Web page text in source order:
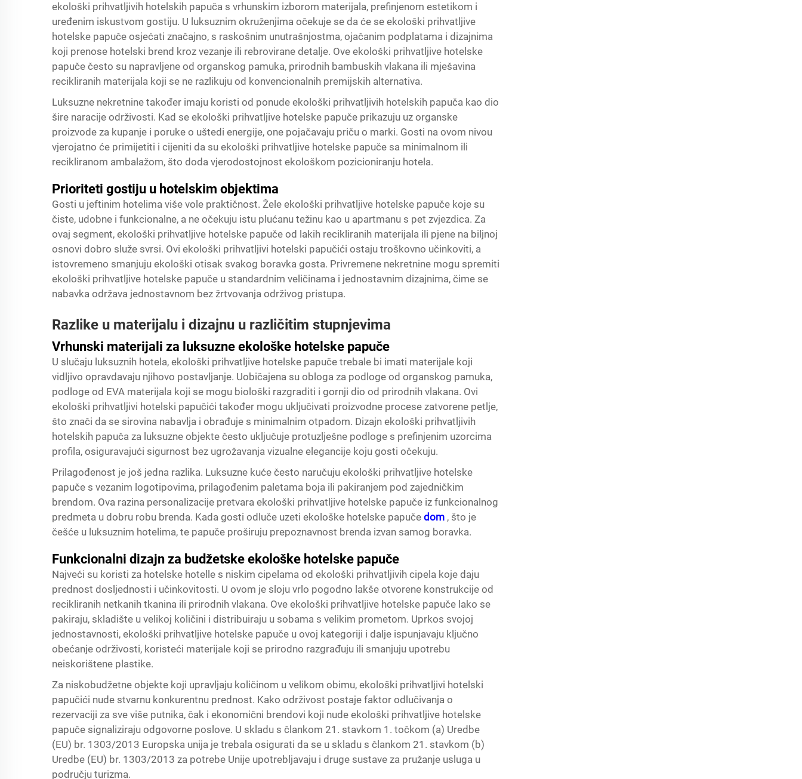
ekološki prihvatljivih hotelskih papuča s vrhunskim izborom materijala, prefinjenom estetikom i
uređenim iskustvom gostiju. U luksuznim okruženjima očekuje se da će se ekološki prihvatljive
hotelske papuče osjećati značajno, s raskošnim unutrašnjostma, ojačanim podplatama i dizajnima
koji prenose hotelski brend kroz vezanje ili rebrovirane detalje. Ove ekološki prihvatljive hotelske
papuče često su napravljene od organskog pamuka, prirodnih bambuskih vlakana ili mješavina
recikliranih materijala koji se ne razlikuju od konvencionalnih premijskih alternativa.
Luksuzne nekretnine također imaju koristi od ponude ekološki prihvatljivih hotelskih papuča kao dio
šire naracije održivosti. Kad se ekološki prihvatljive hotelske papuče prikazuju uz organske
proizvode za kupanje i poruke o uštedi energije, one pojačavaju priču o marki. Gosti na ovom nivou
vjerojatno će primijetiti i cijeniti da su ekološki prihvatljive hotelske papuče sa minimalnom ili
recikliranom ambalažom, što doda vjerodostojnost ekološkom pozicioniranju hotela.
Prioriteti gostiju u hotelskim objektima
Gosti u jeftinim hotelima više vole praktičnost. Žele ekološki prihvatljive hotelske papuče koje su
čiste, udobne i funkcionalne, a ne očekuju istu plućanu težinu kao u apartmanu s pet zvjezdica. Za
ovaj segment, ekološki prihvatljive hotelske papuče od lakih recikliranih materijala ili pjene na biljnoj
osnovi dobro služe svrsi. Ovi ekološki prihvatljivi hotelski papučići ostaju troškovno učinkoviti, a
istovremeno smanjuju ekološki otisak svakog boravka gosta. Privremene nekretnine mogu spremiti
ekološki prihvatljive hotelske papuče u standardnim veličinama i jednostavnim dizajnima, čime se
nabavka održava jednostavnom bez žrtvovanja održivog pristupa.
Razlike u materijalu i dizajnu u različitim stupnjevima
Vrhunski materijali za luksuzne ekološke hotelske papuče
U slučaju luksuznih hotela, ekološki prihvatljive hotelske papuče trebale bi imati materijale koji
vidljivo opravdavaju njihovo postavljanje. Uobičajena su obloga za podloge od organskog pamuka,
podloge od EVA materijala koji se mogu biološki razgraditi i gornji dio od prirodnih vlakana. Ovi
ekološki prihvatljivi hotelski papučići također mogu uključivati proizvodne procese zatvorene petlje,
što znači da se sirovina nabavlja i obrađuje s minimalnim otpadom. Dizajn ekološki prihvatljivih
hotelskih papuča za luksuzne objekte često uključuje protuzlješne podloge s prefinjenim uzorcima
profila, osiguravajući sigurnost bez ugrožavanja vizualne elegancije koju gosti očekuju.
Prilagođenost je još jedna razlika. Luksuzne kuće često naručuju ekološki prihvatljive hotelske
papuče s vezanim logotipovima, prilagođenim paletama boja ili pakiranjem pod zajedničkim
brendom. Ova razina personalizacije pretvara ekološki prihvatljive hotelske papuče iz funkcionalnog
predmeta u dobru robu brenda. Kada gosti odluče uzeti ekološke hotelske papuče dom , što je
češće u luksuznim hotelima, te papuče proširuju prepoznavnost brenda izvan samog boravka.
Funkcionalni dizajn za budžetske ekološke hotelske papuče
Najveći su koristi za hotelske hotelle s niskim cipelama od ekološki prihvatljivih cipela koje daju
prednost dosljednosti i učinkovitosti. U ovom je sloju vrlo pogodno lakše otvorene konstrukcije od
recikliranih netkanih tkanina ili prirodnih vlakana. Ove ekološki prihvatljive hotelske papuče lako se
pakiraju, skladište u velikoj količini i distribuiraju u sobama s velikim prometom. Uprkos svojoj
jednostavnosti, ekološki prihvatljive hotelske papuče u ovoj kategoriji i dalje ispunjavaju ključno
obećanje održivosti, koristeći materijale koji se prirodno razgrađuju ili smanjuju upotrebu
neiskorištene plastike.
Za niskobudžetne objekte koji upravljaju količinom u velikom obimu, ekološki prihvatljivi hotelski
papučići nude stvarnu konkurentnu prednost. Kako održivost postaje faktor odlučivanja o
rezervaciji za sve više putnika, čak i ekonomični brendovi koji nude ekološki prihvatljive hotelske
papuče signaliziraju odgovorne poslove. U skladu s člankom 21. stavkom 1. točkom (a) Uredbe
(EU) br. 1303/2013 Europska unija je trebala osigurati da se u skladu s člankom 21. stavkom (b)
Uredbe (EU) br. 1303/2013 za potrebe Unije upotrebljavaju i druge sustave za pružanje usluga u
području turizma.